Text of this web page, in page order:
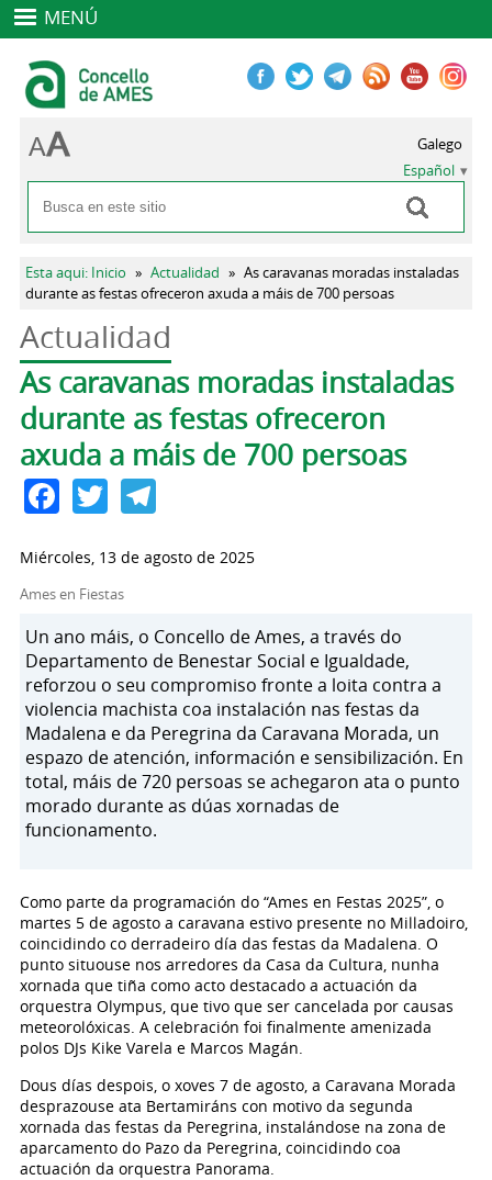
MENÚ
Formulario de búsqueda
Buscar
Galego
Español
Se encuentra usted aquí
Esta aqui: Inicio » Actualidad » As caravanas moradas instaladas
durante as festas ofreceron axuda a máis de 700 persoas
Actualidad
Solapas principales
As caravanas moradas instaladas
durante as festas ofreceron
axuda a máis de 700 persoas
Facebook
TwitterTelegram
Miércoles, 13 de agosto de 2025
Ames en Fiestas
Un ano máis, o Concello de Ames, a través do
Departamento de Benestar Social e Igualdade,
reforzou o seu compromiso fronte a loita contra a
violencia machista coa instalación nas festas da
Madalena e da Peregrina da Caravana Morada, un
espazo de atención, información e sensibilización. En
total, máis de 720 persoas se achegaron ata o punto
morado durante as dúas xornadas de
funcionamento.
Como parte da programación do “Ames en Festas 2025”, o
martes 5 de agosto a caravana estivo presente no Milladoiro,
coincidindo co derradeiro día das festas da Madalena. O
punto situouse nos arredores da Casa da Cultura, nunha
xornada que tiña como acto destacado a actuación da
orquestra Olympus, que tivo que ser cancelada por causas
meteorolóxicas. A celebración foi finalmente amenizada
polos DJs Kike Varela e Marcos Magán.
Dous días despois, o xoves 7 de agosto, a Caravana Morada
desprazouse ata Bertamiráns con motivo da segunda
xornada das festas da Peregrina, instalándose na zona de
aparcamento do Pazo da Peregrina, coincidindo coa
actuación da orquestra Panorama.